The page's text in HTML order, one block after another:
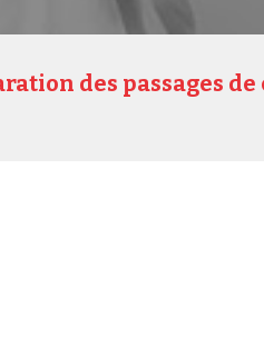
des passages